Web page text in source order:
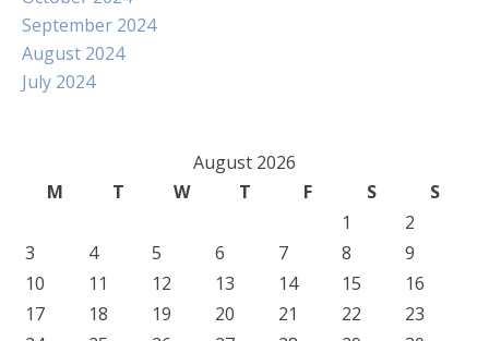
September 2024
August 2024
July 2024
August 2026
M
T W T F S
S
1
2
3
4 5 6 7 8
9
10
11 12 13 14 15
16
17
18 19 20 21 22
23